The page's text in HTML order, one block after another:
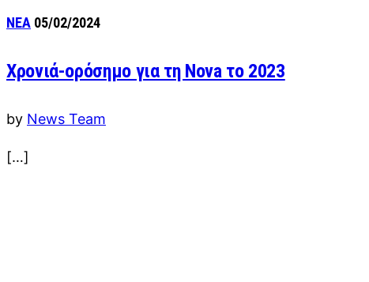
ΝΕΑ 05/02/2024
Χρονιά-ορόσημο για τη Nova το 2023
by News Team
[…]